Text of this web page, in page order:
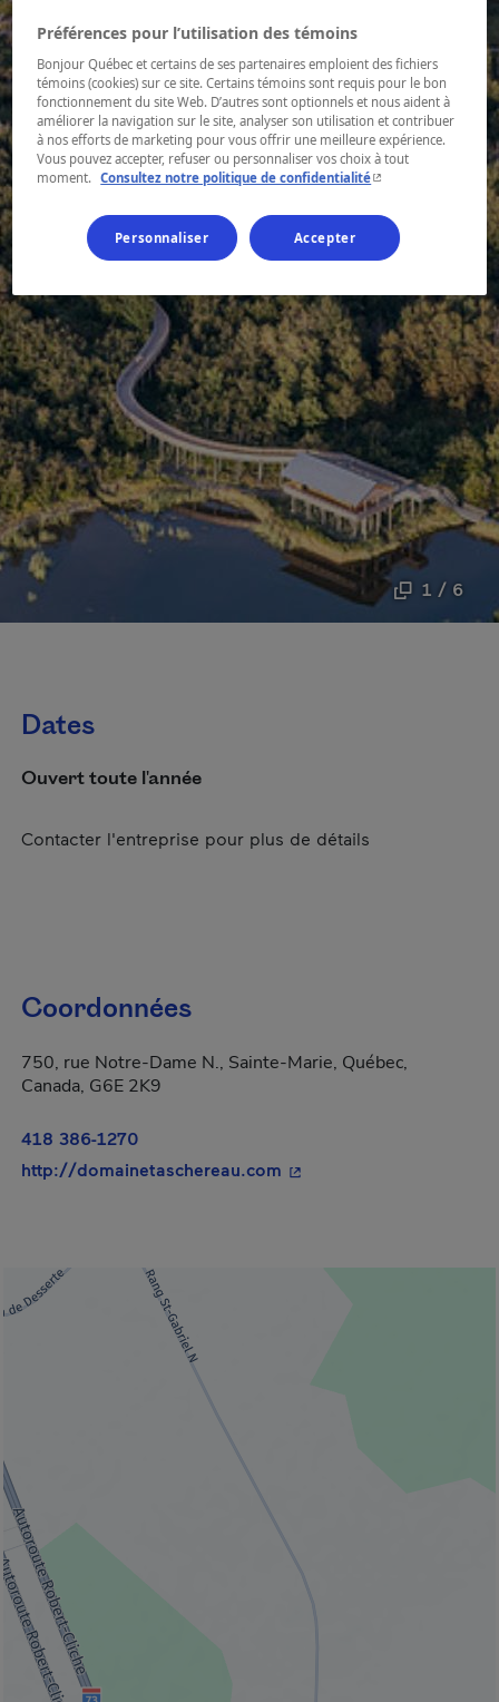
1 / 6
Dates
Ouvert toute l'année
Contacter l'entreprise pour plus de détails
Coordonnées
750, rue Notre-Dame N., Sainte-Marie, Québec,
Canada, G6E 2K9
418 386-1270
http://domainetaschereau.com - Cet hyperlien s'ouvrira
Préférences pour l’utilisation des témoins
Bonjour Québec et certains de ses partenaires emploient des fichiers
témoins (cookies) sur ce site. Certains témoins sont requis pour le bon
fonctionnement du site Web. D’autres sont optionnels et nous aident à
améliorer la navigation sur le site, analyser son utilisation et contribuer
à nos efforts de marketing pour vous offrir une meilleure expérience.
Vous pouvez accepter, refuser ou personnaliser vos choix à tout
moment.
Consultez notre politique de confidentialité- Cet hyperlien
Personnaliser Accepter